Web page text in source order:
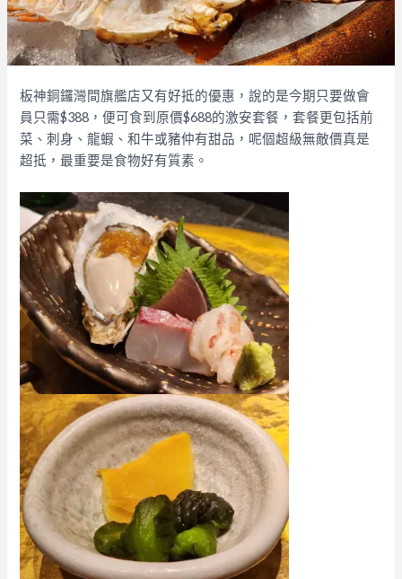
板神銅鑼灣間旗艦店又有好抵的優惠，說的是今期只要做會
員只需$388，便可食到原價$688的激安套餐，套餐更包括前
菜、刺身、龍蝦、和牛或豬仲有甜品，呢個超級無敵價真是
超抵，最重要是食物好有質素。